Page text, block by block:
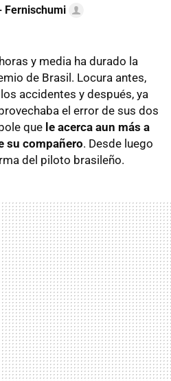
Fernischumi
y media ha durado la
de Brasil. Locura antes,
accidentes y después, ya
el error de sus dos
que le acerca aun más a
su compañero. Desde luego
del piloto brasileño.